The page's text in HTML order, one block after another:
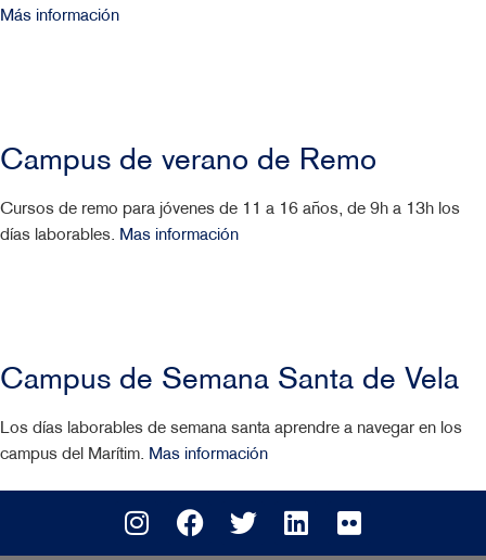
Más información
Campus de verano de Remo
Cursos de remo para jóvenes de 11 a 16 años, de 9h a 13h los
días laborables. Mas información
Campus de Semana Santa de Vela
Los días laborables de semana santa aprendre a navegar en los
campus del Marítim. Mas información